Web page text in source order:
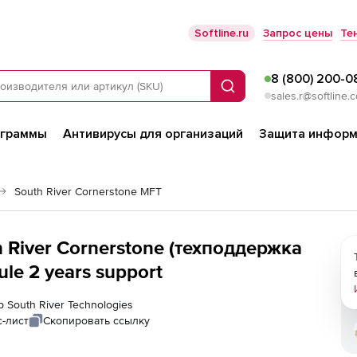
Softline.ru Запрос цены
Поиск
8 (800) 200-
Антивирусы для организаций Защита
South River Cornerstone MFT
Cornerstone (техподдержка
2 years support
South River Technologies
лист
Скопировать ссылку